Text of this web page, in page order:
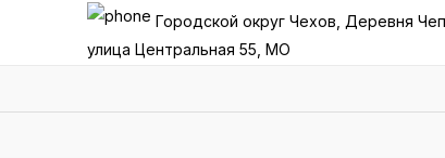
Городской округ Чехов, Деревня
улица Центральная 55, МО